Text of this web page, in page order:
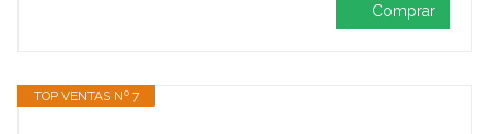
Comprar
TOP VENTAS Nº 7